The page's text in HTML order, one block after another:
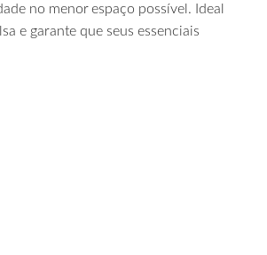
no menor espaço possível. Ideal
e garante que seus essenciais